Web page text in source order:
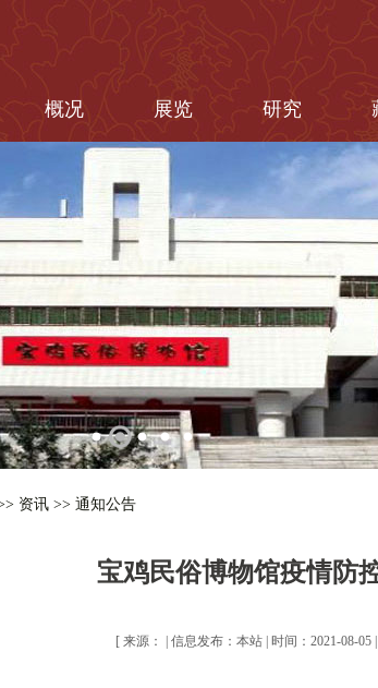
概况 展览 研究
资讯 >> 通知公告
宝鸡民俗博物馆疫情防
[ 来源： | 信息发布：本站 | 时间：2021-08-05